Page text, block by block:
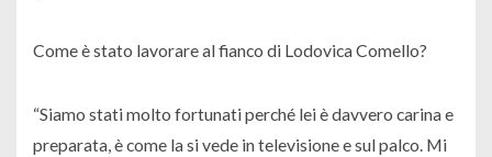
Come è stato lavorare al fianco di Lodovica Comello?
“Siamo stati molto fortunati perché lei è davvero carina e
preparata, è come la si vede in televisione e sul palco. Mi